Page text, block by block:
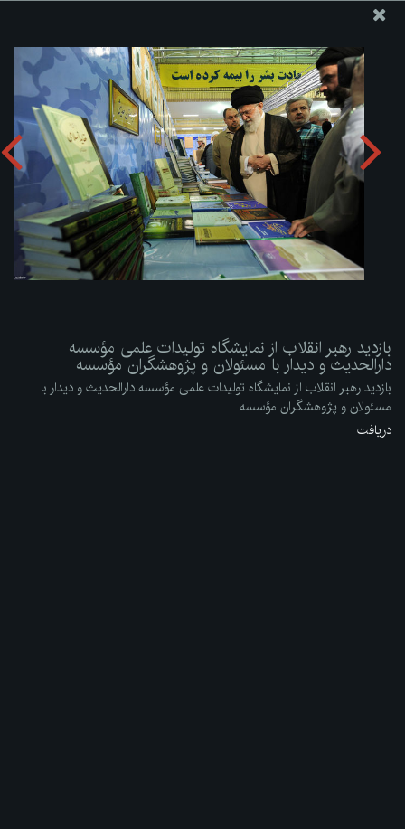
ارسال نامه
وجوهات
بازدید رهبر انقلاب از نمایشگاه تولیدات علمی مؤسسه دارالحدیث
و دیدار با مسئولان و پژوهشگران مؤسسه
دریافت آلبوم:zip
بازدید رهبر انقلاب از نمایشگاه تولیدات علمی مؤسسه
دارالحدیث و دیدار با مسئولان و پژوهشگران مؤسسه
بازدید رهبر انقلاب از نمایشگاه تولیدات علمی مؤسسه دارالحدیث و دیدار با
مسئولان و پژوهشگران مؤسسه
دریافت